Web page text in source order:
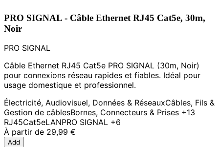
PRO SIGNAL - Câble Ethernet RJ45 Cat5e, 30m,
Noir
PRO SIGNAL
Câble Ethernet RJ45 Cat5e PRO SIGNAL (30m, Noir)
pour connexions réseau rapides et fiables. Idéal pour
usage domestique et professionnel.
Électricité, Audiovisuel, Données & RéseauxCâbles, Fils &
Gestion de câblesBornes, Connecteurs & Prises +13
RJ45Cat5eLANPRO SIGNAL +6
À partir de 29,99 €
Add